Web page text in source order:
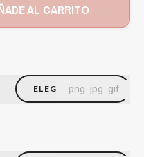
AL CARRITO
ELEGIR FICHERO
.png .jpg .gif